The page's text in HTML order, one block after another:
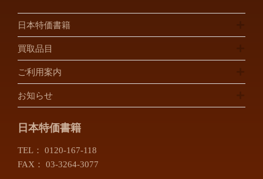
日本特価書籍
買取品目
ご利用案内
お知らせ
日本特価書籍
TEL： 0120-167-118
FAX： 03-3264-3077